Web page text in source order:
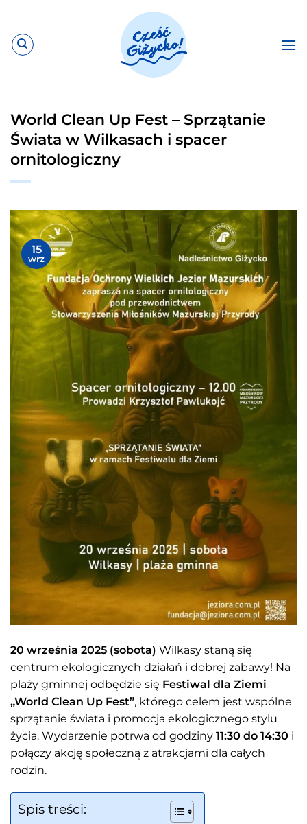
zawartości
World Clean Up Fest – Sprzątanie
Świata w Wilkasach i spacer
ornitologiczny
15
wrz
20 września 2025 (sobota) Wilkasy staną się
centrum ekologicznych działań i dobrej zabawy! Na
plaży gminnej odbędzie się Festiwal dla Ziemi
„World Clean Up Fest”, którego celem jest wspólne
sprzątanie świata i promocja ekologicznego stylu
życia. Wydarzenie potrwa od godziny 11:30 do 14:30 i
połączy akcję społeczną z atrakcjami dla całych
rodzin.
Spis treści: